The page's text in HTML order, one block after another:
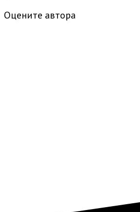
Оцените автора